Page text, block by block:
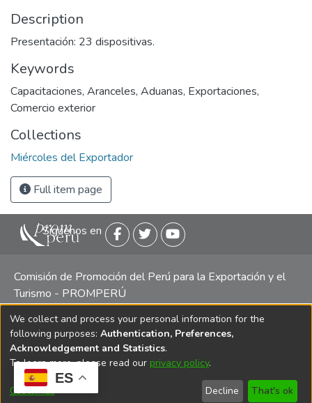
ES
Description
Presentación: 23 dispositivas.
Keywords
Capacitaciones, Aranceles, Aduanas, Exportaciones,
Comercio exterior
Collections
Miércoles del Exportador
Full item page
Siguenos en
Comisión de Promoción del Perú para la Exportación y el
Turismo - PROMPERÚ
Central telefónica: (511) 616 7300 / 616 7400 Calle Uno
Oeste 50, Edificio Mincetur, Pisos 13 y 14, San Isidro -
Lima
We collect and process your personal information for the
following purposes: Authentication, Preferences,
Acknowledgement and Statistics.
To learn more, please read our privacy policy.
Customize Decline That's ok